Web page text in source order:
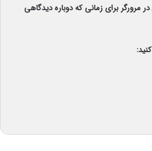
مرورگر برای زمانی که دوباره دیدگاهی